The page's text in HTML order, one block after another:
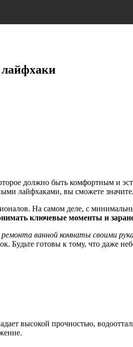
должно быть комфортным и
лайфхаками, вы сможете
На самом деле, с
ключевые моменты и
ванной комнаты своими
Будьте готовы к тому, что даже
высокой прочностью,